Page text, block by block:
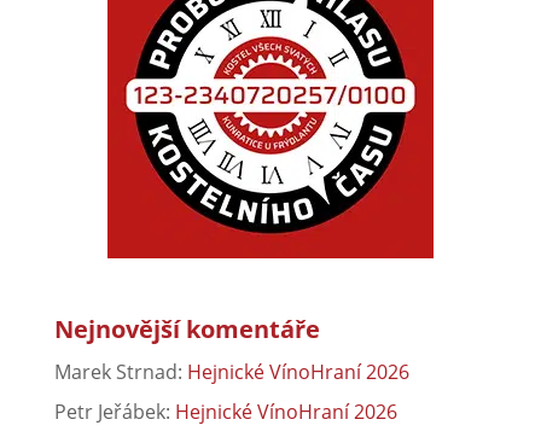
Nejnovější komentáře
Marek Strnad: Hejnické VínoHraní 2026
Petr Jeřábek: Hejnické VínoHraní 2026